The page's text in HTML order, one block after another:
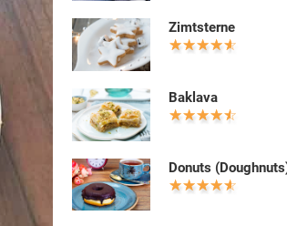
Zimtsterne
Baklava
Donuts